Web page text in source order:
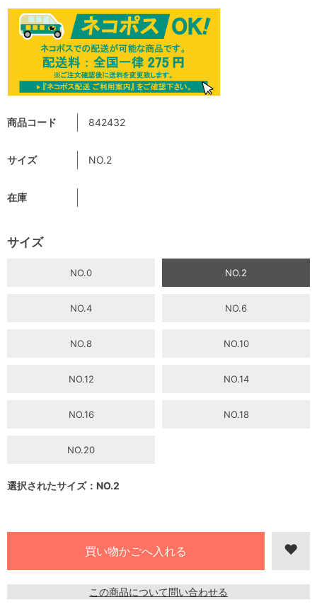
商品コード 842432
サイズ NO.2
在庫
サイズ
NO.0 NO.2
NO.4 NO.6
NO.8 NO.10
NO.12 NO.14
NO.16 NO.18
NO.20
選択されたサイズ：NO.2
この商品について問い合わせる